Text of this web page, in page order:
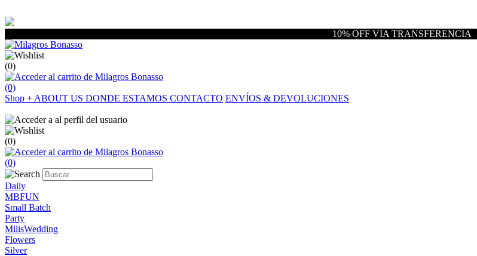
10% OFF VIA TRANSFERENCIA
(0)
(0)
Shop + ABOUT US DONDE ESTAMOS CONTACTO ENVÍOS & DEVOLUCIONES
(0)
(0)
Daily
MBFUN
Small Batch
Party
MilisWedding
Flowers
Silver